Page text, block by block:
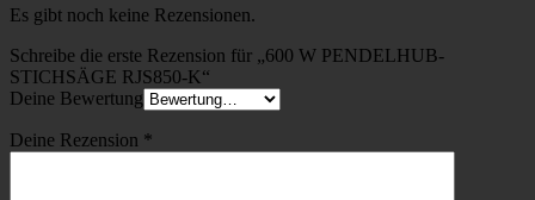
Es gibt noch keine Rezensionen.
Schreibe die erste Rezension für „600 W PENDELHUB-
STICHSÄGE RJS850-K“
Deine Bewertung
Deine Rezension *